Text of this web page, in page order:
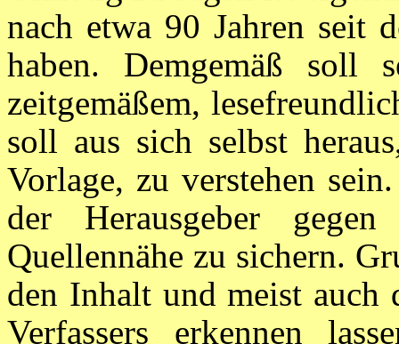
nach etwa 90 Jahren seit
haben. Demgemäß soll
zeitgemäßem,
soll aus sich selbst
Vorlage, zu verstehen
der Herausgeber
Quellennähe zu sichern.
den Inhalt und meist auch
Verfassers erkennen